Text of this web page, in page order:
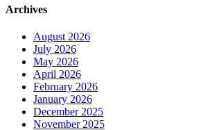
Archives
August 2026
July 2026
May 2026
April 2026
February 2026
January 2026
December 2025
November 2025